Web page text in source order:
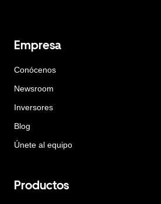
Empresa
Conócenos
Newsroom
Inversores
Blog
Únete al equipo
Productos